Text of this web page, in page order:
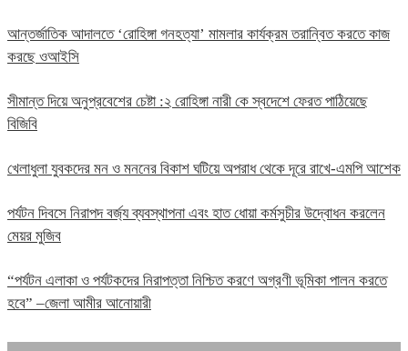
আন্তর্জাতিক আদালতে ‘রোহিঙ্গা গনহত্যা’ মামলার কার্যক্রম তরান্বিত করতে কাজ
করছে ওআইসি
সীমান্ত দিয়ে অনুপ্রবেশের চেষ্টা :২ রোহিঙ্গা নারী কে স্বদেশে ফেরত পাঠিয়েছে
বিজিবি
খেলাধুলা যুবকদের মন ও মননের বিকাশ ঘটিয়ে অপরাধ থেকে দূরে রাখে-এমপি আশেক
পর্যটন দিবসে নিরাপদ বর্জ্য ব্যবস্থাপনা এবং হাত ধোয়া কর্মসুচীর উদ্বোধন করলেন
মেয়র মুজিব
“পর্যটন এলাকা ও পর্যটকদের নিরাপত্তা নিশ্চিত করণে অগ্রণী ভূমিকা পালন করতে
হবে” –জেলা আমীর আনোয়ারী